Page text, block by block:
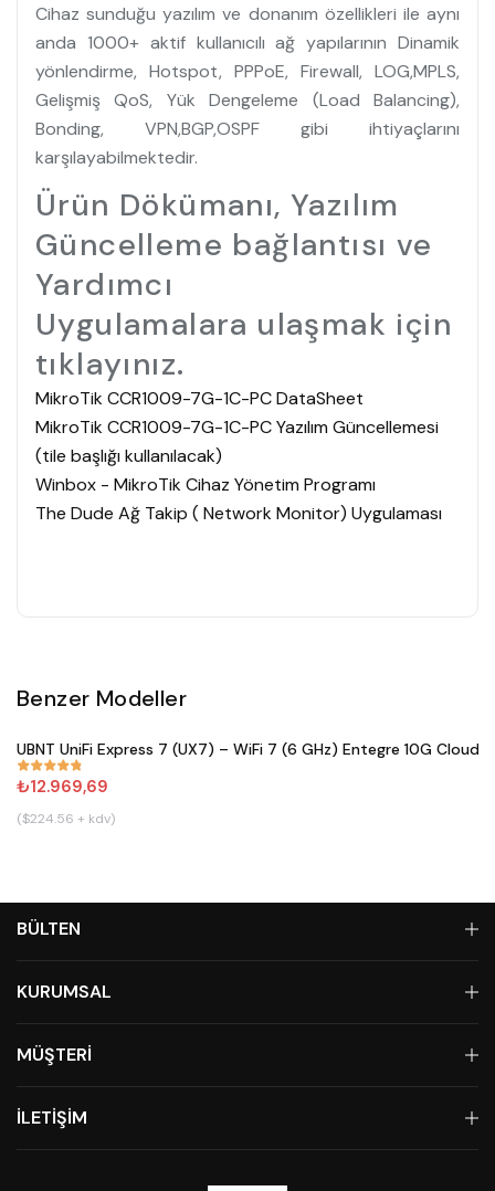
Cihaz sunduğu yazılım ve donanım özellikleri ile aynı
anda 1000+ aktif kullanıcılı ağ yapılarının Dinamik
yönlendirme, Hotspot, PPPoE, Firewall, LOG,MPLS,
Gelişmiş QoS, Yük Dengeleme (Load Balancing),
Bonding, VPN,BGP,OSPF gibi ihtiyaçlarını
karşılayabilmektedir.
Ürün Dökümanı, Yazılım
Güncelleme bağlantısı ve
Yardımcı
Uygulamalara ulaşmak için
tıklayınız.
MikroTik CCR1009-7G-1C-PC DataSheet
MikroTik CCR1009-7G-1C-PC Yazılım Güncellemesi
(tile başlığı kullanılacak)
Winbox - MikroTik Cihaz Yönetim Programı
The Dude Ağ Takip ( Network Monitor) Uygulaması
Benzer Modeller
#833
UBNT UniFi Express 7 (UX7) – WiFi 7 (6 GHz) Entegre 10G
₺12.969,69
($224.56 + kdv)
BÜLTEN
KURUMSAL
MÜŞTERİ
İLETİŞİM